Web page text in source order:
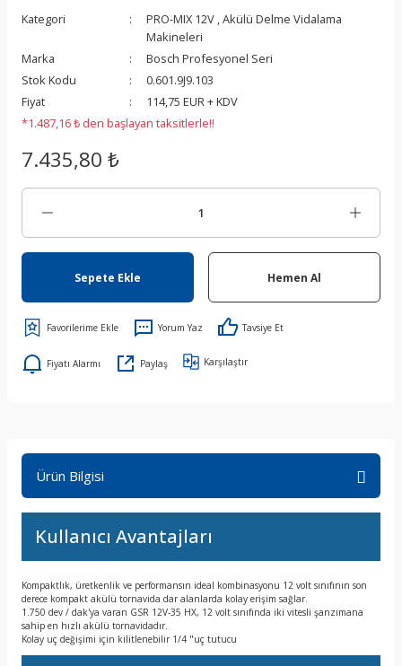
Kategori PRO-MIX 12V ,Akülü Delme Vidalama
Makineleri
Marka
Bosch Profesyonel Seri
Stok Kodu
0.601.9J9.103
Fiyat
114,75 EUR + KDV
*1.487,16 ₺ den başlayan taksitlerle!!
7.435,80 ₺
Sepete Ekle Hemen Al
Yorum Yaz Tavsiye Et
Fiyatı Alarmı Paylaş Karşılaştır
Ürün Bilgisi
Kullanıcı Avantajları
Kompaktlık, üretkenlik ve performansın ideal kombinasyonu 12 volt sınıfının son
derece kompakt akülü tornavida dar alanlarda kolay erişim sağlar.
1.750 dev / dak'ya varan GSR 12V-35 HX, 12 volt sınıfında iki vitesli şanzımana
sahip en hızlı akülü tornavidadır.
Kolay uç değişimi için kilitlenebilir 1/4 "uç tutucu